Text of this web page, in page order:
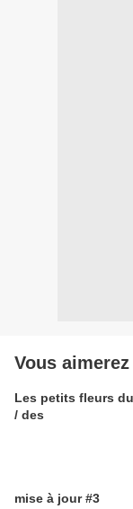
Vous
Les petits fleurs
/ des
mise à jour #3